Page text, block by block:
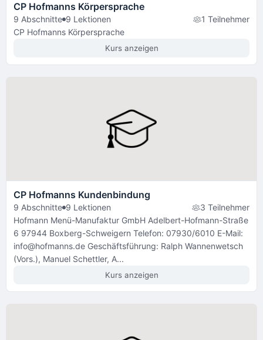
CP Hofmanns Körpersprache
9 Abschnitte 9 Lektionen
1 Teilnehmer
CP Hofmanns Körpersprache
Kurs anzeigen
CP Hofmanns Kundenbindung
9 Abschnitte 9 Lektionen
3 Teilnehmer
Hofmann Menü-Manufaktur GmbH Adelbert-Hofmann-Straße
6 97944 Boxberg-Schweigern Telefon: 07930/6010 E-Mail:
info@hofmanns.de Geschäftsführung: Ralph Wannenwetsch
(Vors.), Manuel Schettler, A...
Kurs anzeigen